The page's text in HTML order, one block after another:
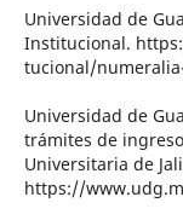
Universidad de
Institucional.
tucional/
Universidad de
trámites de
Universitaria de
https://